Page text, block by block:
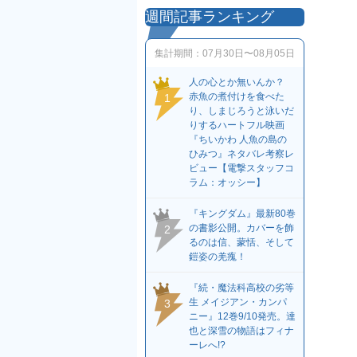
週間記事ランキング
集計期間： 07月30日〜08月05日
1
人の心とか無いんか？
赤魚の煮付けを食べた
り、しまじろうと泳いだ
りするハートフル映画
『ちいかわ 人魚の島の
ひみつ』ネタバレ考察レ
ビュー【電撃スタッフコ
ラム：オッシー】
2
『キングダム』最新80巻
の書影公開。カバーを飾
るのは信、蒙恬、そして
鎧姿の羌瘣！
3
『続・魔法科高校の劣等
生 メイジアン・カンパ
ニー』12巻9/10発売。達
也と深雪の物語はフィナ
ーレへ!?